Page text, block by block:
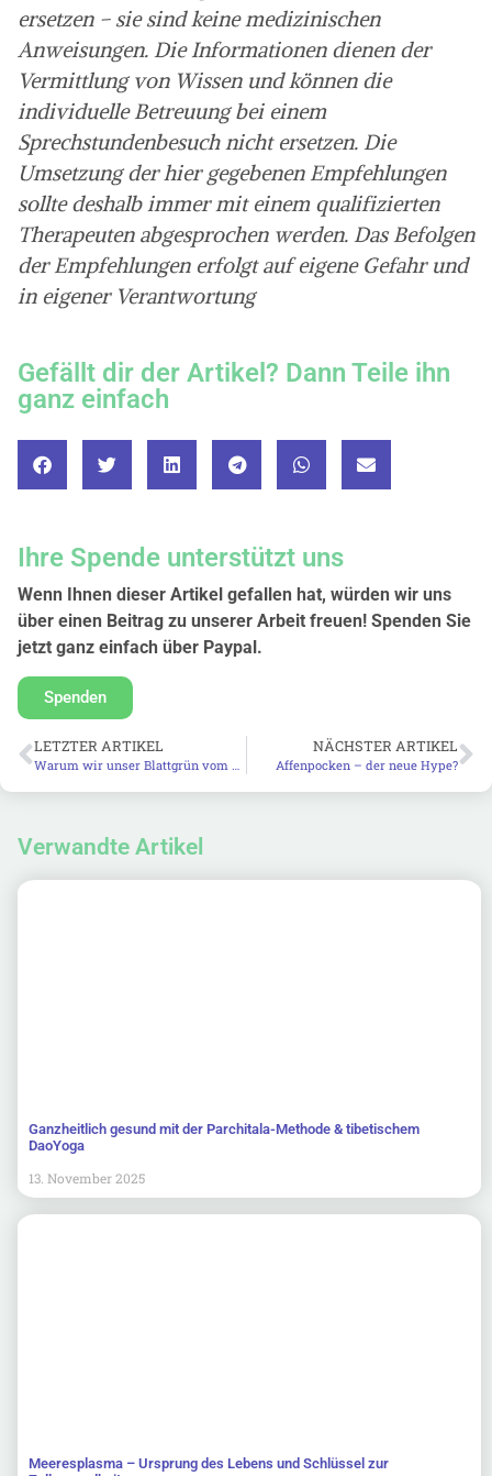
ersetzen – sie sind keine medizinischen
Anweisungen. Die Informationen dienen der
Vermittlung von Wissen und können die
individuelle Betreuung bei einem
Sprechstundenbesuch nicht ersetzen. Die
Umsetzung der hier gegebenen Empfehlungen
sollte deshalb immer mit einem qualifizierten
Therapeuten abgesprochen werden. Das Befolgen
der Empfehlungen erfolgt auf eigene Gefahr und
in eigener Verantwortung
Gefällt dir der Artikel? Dann Teile ihn
ganz einfach
Ihre Spende unterstützt uns
Wenn Ihnen dieser Artikel gefallen hat, würden wir uns
über einen Beitrag zu unserer Arbeit freuen! Spenden Sie
jetzt ganz einfach über Paypal.
Spenden
LETZTER ARTIKEL
Warum wir unser Blattgrün vom Gemüse nicht wegwerfen sollten
NÄCHSTER ARTIKEL
Affenpocken – der neue Hype?
Verwandte Artikel
Ganzheitlich gesund mit der Parchitala-Methode & tibetischem
DaoYoga
13. November 2025
Meeresplasma – Ursprung des Lebens und Schlüssel zur